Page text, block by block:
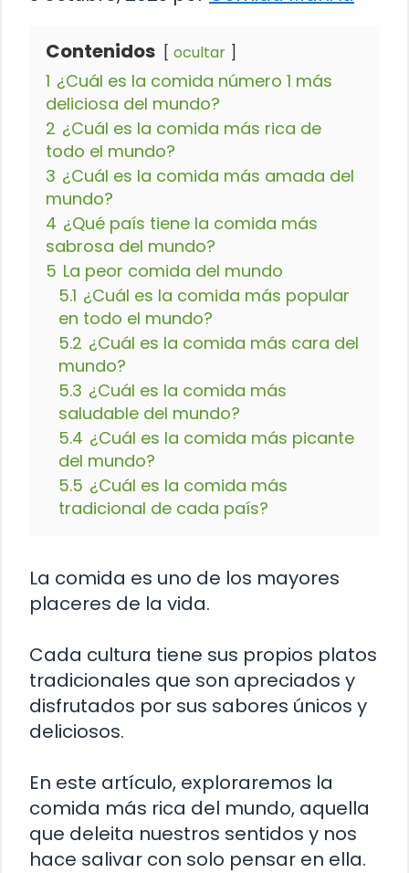
Contenidos ocultar
1 ¿Cuál es la comida número 1 más
deliciosa del mundo?
2 ¿Cuál es la comida más rica de
todo el mundo?
3 ¿Cuál es la comida más amada del
mundo?
4 ¿Qué país tiene la comida más
sabrosa del mundo?
5 La peor comida del mundo
5.1 ¿Cuál es la comida más popular
en todo el mundo?
5.2 ¿Cuál es la comida más cara del
mundo?
5.3 ¿Cuál es la comida más
saludable del mundo?
5.4 ¿Cuál es la comida más picante
del mundo?
5.5 ¿Cuál es la comida más
tradicional de cada país?
La comida es uno de los mayores
placeres de la vida.
Cada cultura tiene sus propios platos
tradicionales que son apreciados y
disfrutados por sus sabores únicos y
deliciosos.
En este artículo, exploraremos la
comida más rica del mundo, aquella
que deleita nuestros sentidos y nos
hace salivar con solo pensar en ella.